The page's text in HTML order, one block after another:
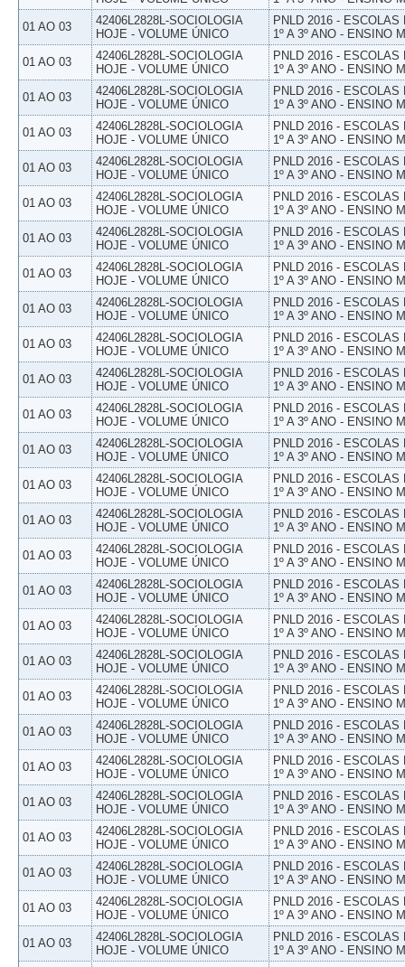
01 AO 03
42406L2828L-SOCIOLOGIA
HOJE - VOLUME ÚNICO
PNLD 2016 -
1º A 3º ANO - ENSINO
01 AO 03
42406L2828L-SOCIOLOGIA
HOJE - VOLUME ÚNICO
PNLD 2016 -
1º A 3º ANO - ENSINO
01 AO 03
42406L2828L-SOCIOLOGIA
HOJE - VOLUME ÚNICO
PNLD 2016 -
1º A 3º ANO - ENSINO
01 AO 03
42406L2828L-SOCIOLOGIA
HOJE - VOLUME ÚNICO
PNLD 2016 -
1º A 3º ANO - ENSINO
01 AO 03
42406L2828L-SOCIOLOGIA
HOJE - VOLUME ÚNICO
PNLD 2016 -
1º A 3º ANO - ENSINO
01 AO 03
42406L2828L-SOCIOLOGIA
HOJE - VOLUME ÚNICO
PNLD 2016 -
1º A 3º ANO - ENSINO
01 AO 03
42406L2828L-SOCIOLOGIA
HOJE - VOLUME ÚNICO
PNLD 2016 -
1º A 3º ANO - ENSINO
01 AO 03
42406L2828L-SOCIOLOGIA
HOJE - VOLUME ÚNICO
PNLD 2016 -
1º A 3º ANO - ENSINO
01 AO 03
42406L2828L-SOCIOLOGIA
HOJE - VOLUME ÚNICO
PNLD 2016 -
1º A 3º ANO - ENSINO
01 AO 03
42406L2828L-SOCIOLOGIA
HOJE - VOLUME ÚNICO
PNLD 2016 -
1º A 3º ANO - ENSINO
01 AO 03
42406L2828L-SOCIOLOGIA
HOJE - VOLUME ÚNICO
PNLD 2016 -
1º A 3º ANO - ENSINO
01 AO 03
42406L2828L-SOCIOLOGIA
HOJE - VOLUME ÚNICO
PNLD 2016 -
1º A 3º ANO - ENSINO
01 AO 03
42406L2828L-SOCIOLOGIA
HOJE - VOLUME ÚNICO
PNLD 2016 -
1º A 3º ANO - ENSINO
01 AO 03
42406L2828L-SOCIOLOGIA
HOJE - VOLUME ÚNICO
PNLD 2016 -
1º A 3º ANO - ENSINO
01 AO 03
42406L2828L-SOCIOLOGIA
HOJE - VOLUME ÚNICO
PNLD 2016 -
1º A 3º ANO - ENSINO
01 AO 03
42406L2828L-SOCIOLOGIA
HOJE - VOLUME ÚNICO
PNLD 2016 -
1º A 3º ANO - ENSINO
01 AO 03
42406L2828L-SOCIOLOGIA
HOJE - VOLUME ÚNICO
PNLD 2016 -
1º A 3º ANO - ENSINO
01 AO 03
42406L2828L-SOCIOLOGIA
HOJE - VOLUME ÚNICO
PNLD 2016 -
1º A 3º ANO - ENSINO
01 AO 03
42406L2828L-SOCIOLOGIA
HOJE - VOLUME ÚNICO
PNLD 2016 -
1º A 3º ANO - ENSINO
01 AO 03
42406L2828L-SOCIOLOGIA
HOJE - VOLUME ÚNICO
PNLD 2016 -
1º A 3º ANO - ENSINO
01 AO 03
42406L2828L-SOCIOLOGIA
HOJE - VOLUME ÚNICO
PNLD 2016 -
1º A 3º ANO - ENSINO
01 AO 03
42406L2828L-SOCIOLOGIA
HOJE - VOLUME ÚNICO
PNLD 2016 -
1º A 3º ANO - ENSINO
01 AO 03
42406L2828L-SOCIOLOGIA
HOJE - VOLUME ÚNICO
PNLD 2016 -
1º A 3º ANO - ENSINO
01 AO 03
42406L2828L-SOCIOLOGIA
HOJE - VOLUME ÚNICO
PNLD 2016 -
1º A 3º ANO - ENSINO
01 AO 03
42406L2828L-SOCIOLOGIA
HOJE - VOLUME ÚNICO
PNLD 2016 -
1º A 3º ANO - ENSINO
01 AO 03
42406L2828L-SOCIOLOGIA
HOJE - VOLUME ÚNICO
PNLD 2016 -
1º A 3º ANO - ENSINO
01 AO 03
42406L2828L-SOCIOLOGIA
HOJE - VOLUME ÚNICO
PNLD 2016 -
1º A 3º ANO - ENSINO